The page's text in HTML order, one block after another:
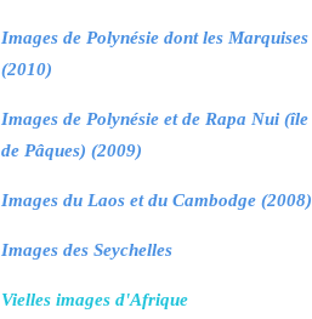
Images de Polynésie dont les Marquises
(2010)
Images de Polynésie et de Rapa Nui (île
de Pâques) (2009)
Images du Laos et du Cambodge (2008)
Images des Seychelles
Vielles images d'Afrique